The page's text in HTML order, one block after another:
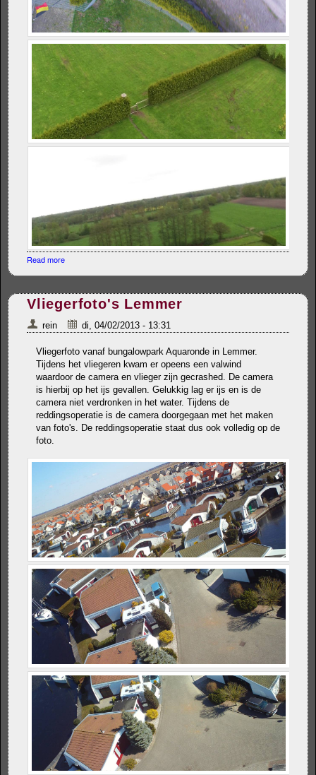
Read more
Vliegerfoto's Lemmer
rein di, 04/02/2013 - 13:31
Vliegerfoto vanaf bungalowpark Aquaronde in Lemmer.
Tijdens het vliegeren kwam er opeens een valwind
waardoor de camera en vlieger zijn gecrashed. De camera
is hierbij op het ijs gevallen. Gelukkig lag er ijs en is de
camera niet verdronken in het water. Tijdens de
reddingsoperatie is de camera doorgegaan met het maken
van foto's. De reddingsoperatie staat dus ook volledig op de
foto.